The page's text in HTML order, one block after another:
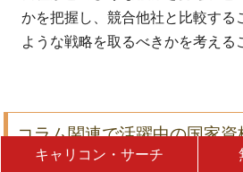
キャリコン・サーチ
かを把握し、競合他社と比較する
ような戦略を取るべきかを考える
コラム関連で活躍中の国家
タント